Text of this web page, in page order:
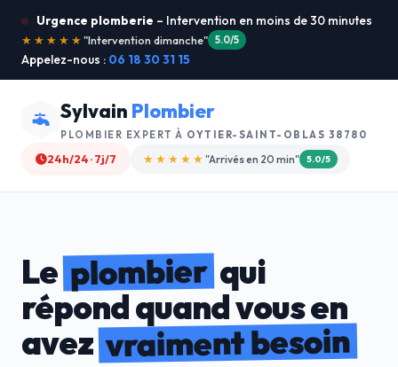
Urgence plomberie – Intervention en moins de 30 minutes
★★★★★"Je recommande !" 4.9/5
Appelez-nous : 06 18 30 31 15
Sylvain Plombier
PLOMBIER EXPERT À OYTIER-SAINT-OBLAS 38780
24h/24 · 7j/7 ★★★★☆ "Devis gratuit" 4.8/5
Leplombierqui
répond quand vous en
avezvraiment besoin